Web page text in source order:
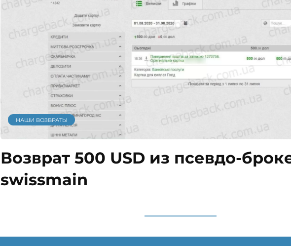
НАШИ ВОЗВРАТЫ
Возврат 500 USD из псевдо-
swissmain